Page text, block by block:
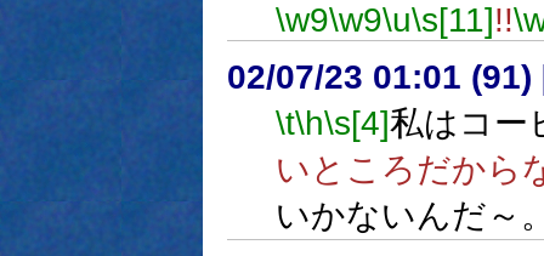
\w9\w9\u\s[11]!!
02/07/23 01:01 (91)
\t\h\s[4]私はコー
いところだから
いかないんだ～